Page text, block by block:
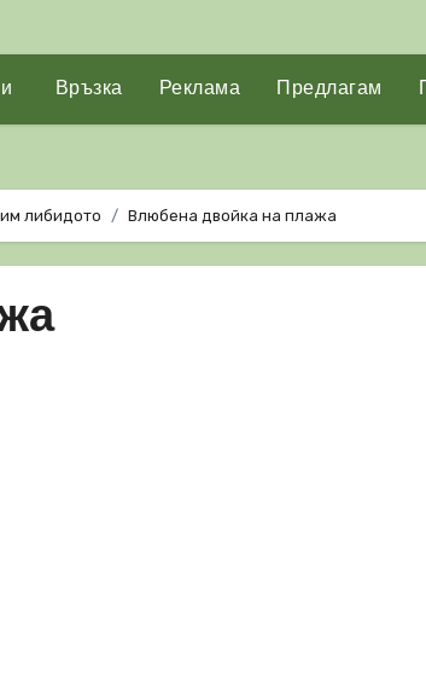
Връзка Реклама Предлагам
либидото Влюбена двойка на плажа